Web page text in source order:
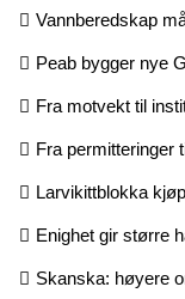
Vannberedskap
Peab bygger nye
Fra motvekt til
Fra permitteringer
Larvikittblokka
Enighet gir større
Skanska: høyere